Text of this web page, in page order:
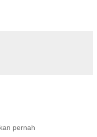
pernah